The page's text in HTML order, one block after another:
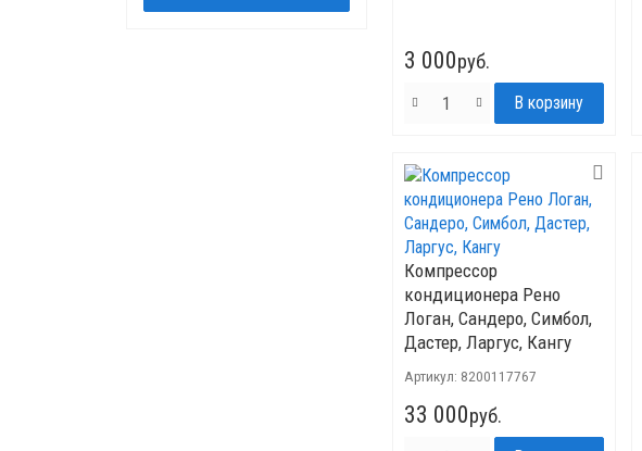
3 000руб.
Компрессор
кондиционера Рено
Логан, Сандеро, Симбол,
Дастер, Ларгус, Кангу
Артикул: 8200117767
33 000руб.